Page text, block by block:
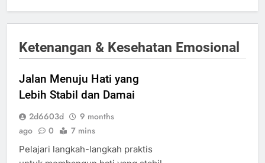
Ketenangan & Kesehatan Emosional
Jalan Menuju Hati yang
Lebih Stabil dan Damai
2d6603d
9 months
ago
0 7 mins
Pelajari langkah-langkah praktis